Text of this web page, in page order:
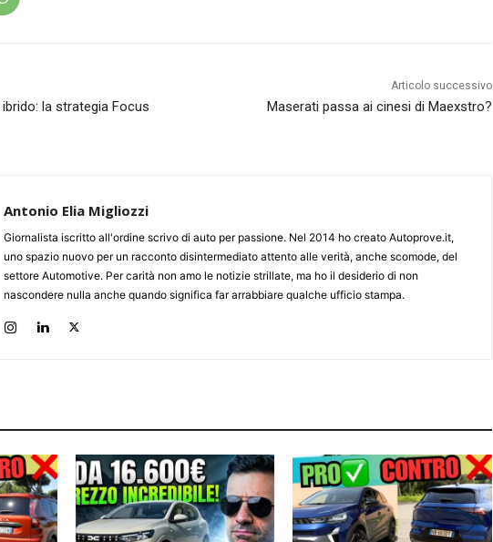
la strategia Focus
Articolo successivo
Maserati passa ai cinesi di Maexstro?
Antonio Elia Migliozzi
Giornalista iscritto all'ordine scrivo di auto per passione. Nel 2014 ho creato Autoprove.it,
uno spazio nuovo per un racconto disintermediato attento alle verità, anche scomode, del
settore Automotive. Per carità non amo le notizie strillate, ma ho il desiderio di non
nascondere nulla anche quando significa far arrabbiare qualche ufficio stampa.